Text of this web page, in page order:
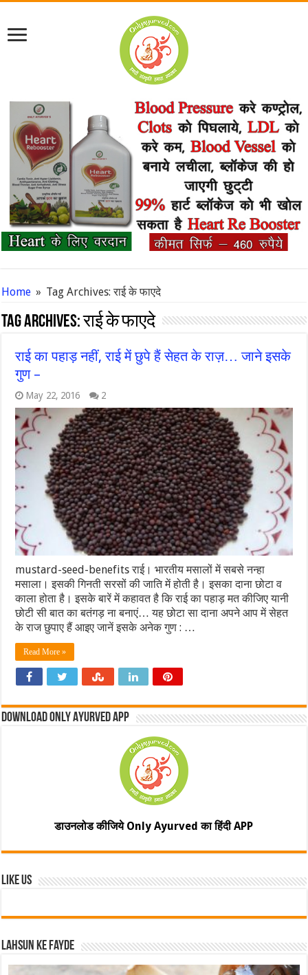
Home » Tag Archives: राई के फाएदे
Tag Archives:राई के फाएदे
राई का पहाड़ नहीं, राई में छुपे हैं सेहत के राज़… जाने इसके
गुण –
May 22, 2016 2
mustard-seed-benefits राई। भारतीय मसालों में सबसे नन्हा
मसाला। इसकी गिनती सरसों की जाति में होती है। इसका दाना छोटा व
काला होता है। इसके बारें में कहावत है कि राई का पहाड़ मत कीजिए यानी
छोटी सी बात का बतंगड़ ना बनाएं… यह छोटा सा दाना अपने आप में सेहत
के राज छुपाए हैं आइए जानें इसके अनेक गुण : …
Read More »
Download Only Ayurved App
डाउनलोड कीजिये Only Ayurved का हिंदी APP
Like Us
Lahsun ke fayde